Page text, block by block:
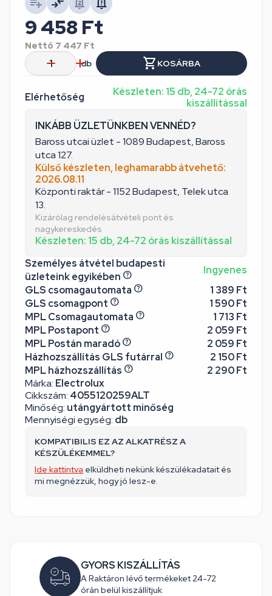
Márka: Electrolux
Cikkszám: 4055120259ALT
Minőség: utángyártott minőség
Mennyiségi egység: db
Elérhetőség
Készleten: 15 db, 24-72 órás
kiszállítással
INKÁBB ÜZLETÜNKBEN VENNÉD?
Baross utcai üzlet - 1089 Budapest, Baross
utca 127.
Külső készleten, leghamarabb átvehető:
2026.08.11
Központi raktár - 1152 Budapest, Telek utca
13.
Kizárólag rendelésátvételi pont és
nagykereskedés
Készleten: 15 db, 24-72 órás kiszállítással
Személyes átvétel budapesti
üzleteink egyikében
Ingyenes
GLS csomagautomata
1 389 Ft
GLS csomagpont
1 590 Ft
MPL Csomagautomata
1 713 Ft
MPL Postapont
2 059 Ft
MPL Postán maradó
2 059 Ft
Házhozszállítás GLS futárral
2 150 Ft
MPL házhozszállítás
2 290 Ft
KOMPATIBILIS EZ AZ ALKATRÉSZ A
KÉSZÜLÉKEMMEL?
Ide kattintva elküldheti nekünk készülékadatait és
mi megnézzük, hogy jó lesz-e.
9 458 Ft
Nettó 7 447 Ft
db
KOSÁRBA
GYORS KISZÁLLÍTÁS
A Raktáron lévő termékeket 24-72
órán belül kiszállítjuk